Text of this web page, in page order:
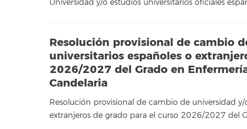
Universidad y/o estudios universitarios oficiales
Resolución provisional de cambio
universitarios españoles o
2026/2027 del Grado en
Candelaria
Resolución provisional de cambio de universidad
extranjeros de grado para el curso 2026/2027 del